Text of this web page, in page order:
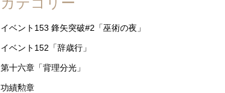
イベント153 鋒矢突破#2「巫術の夜」
イベント152「辞歳行」
第十六章「背理分光」
功績勲章